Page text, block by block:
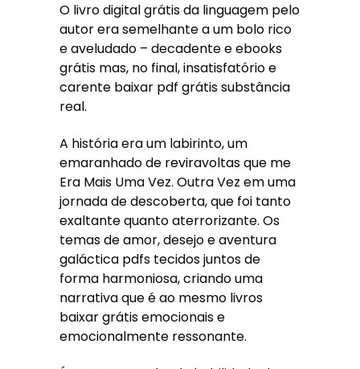
O livro digital grátis da linguagem pelo
autor era semelhante a um bolo rico
e aveludado – decadente e ebooks
grátis mas, no final, insatisfatório e
carente baixar pdf grátis substância
real.
A história era um labirinto, um
emaranhado de reviravoltas que me
Era Mais Uma Vez. Outra Vez em uma
jornada de descoberta, que foi tanto
exaltante quanto aterrorizante. Os
temas de amor, desejo e aventura
galáctica pdfs tecidos juntos de
forma harmoniosa, criando uma
narrativa que é ao mesmo livros
baixar grátis emocionais e
emocionalmente ressonante.